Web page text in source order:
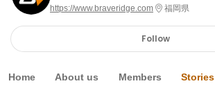
https://www.braveridge.com 福岡県
Follow
Home About us Members Stories